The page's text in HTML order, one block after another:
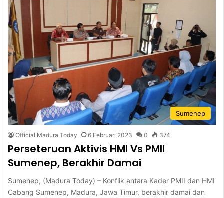
Sumenep
Official Madura Today 6 Februari 2023 0 374
Perseteruan Aktivis HMI Vs PMII
Sumenep, Berakhir Damai
Sumenep, (Madura Today) – Konflik antara Kader PMII dan HMI
Cabang Sumenep, Madura, Jawa Timur, berakhir damai dan